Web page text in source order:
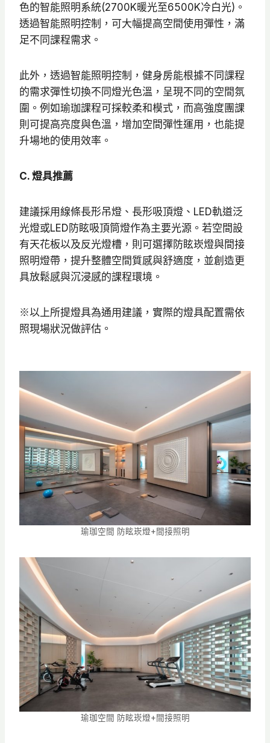
色的智能照明系統(2700K暖光至6500K冷白光)。
透過智能照明控制，可大幅提高空間使用彈性，滿
足不同課程需求。
此外，透過智能照明控制，健身房能根據不同課程
的需求彈性切換不同燈光色溫，呈現不同的空間氛
圍。例如瑜珈課程可採較柔和模式，而高強度團課
則可提高亮度與色溫，增加空間彈性運用，也能提
升場地的使用效率。
C. 燈具推薦
建議採用線條長形吊燈、長形吸頂燈、LED軌道泛
光燈或LED防眩吸頂筒燈作為主要光源。若空間設
有天花板以及反光燈槽，則可選擇防眩崁燈與間接
照明燈帶，提升整體空間質感與舒適度，並創造更
具放鬆感與沉浸感的課程環境。
※以上所提燈具為通用建議，實際的燈具配置需依
照現場狀況做評估。
瑜珈空間 防眩崁燈+間接照明
瑜珈空間 防眩崁燈+間接照明